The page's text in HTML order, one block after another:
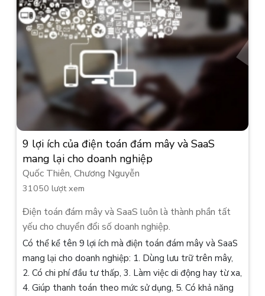
9 lợi ích của điện toán đám mây và SaaS
mang lại cho doanh nghiệp
Quốc Thiên, Chương Nguyễn
31050 lượt xem
Điện toán đám mây và SaaS luôn là thành phần tất
yếu cho chuyển đổi số doanh nghiệp.
Có thể kể tên 9 lợi ích mà điện toán đám mây và SaaS
mang lại cho doanh nghiệp: 1. Dùng lưu trữ trên mây,
2. Có chi phí đầu tư thấp, 3. Làm việc di động hay từ xa,
4. Giúp thanh toán theo mức sử dụng, 5. Có khả năng